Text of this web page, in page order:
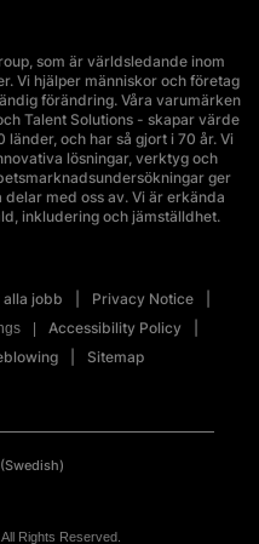
som är världsledande inom
Vi hjälper människor och företag
förändring. Våra varumärken
Talent Solutions - skapar värde
och har så gjort i 70 år. Vi
lösningar, verktyg och
ger
med oss av. Vi är erkända
inkludering och jämställdhet.
alla jobb
Privacy Notice
Accessibility Policy
Sitemap
Rights Reserved.
(Swedish)